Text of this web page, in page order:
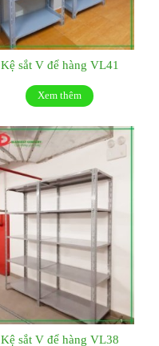
Kệ sắt V để hàng VL41
Xem thêm
Kệ sắt V để hàng VL38